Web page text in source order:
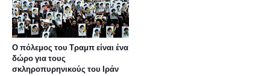
Ο πόλεμος του Τραμπ είναι ένα
δώρο για τους
σκληροπυρηνικούς του Ιράν